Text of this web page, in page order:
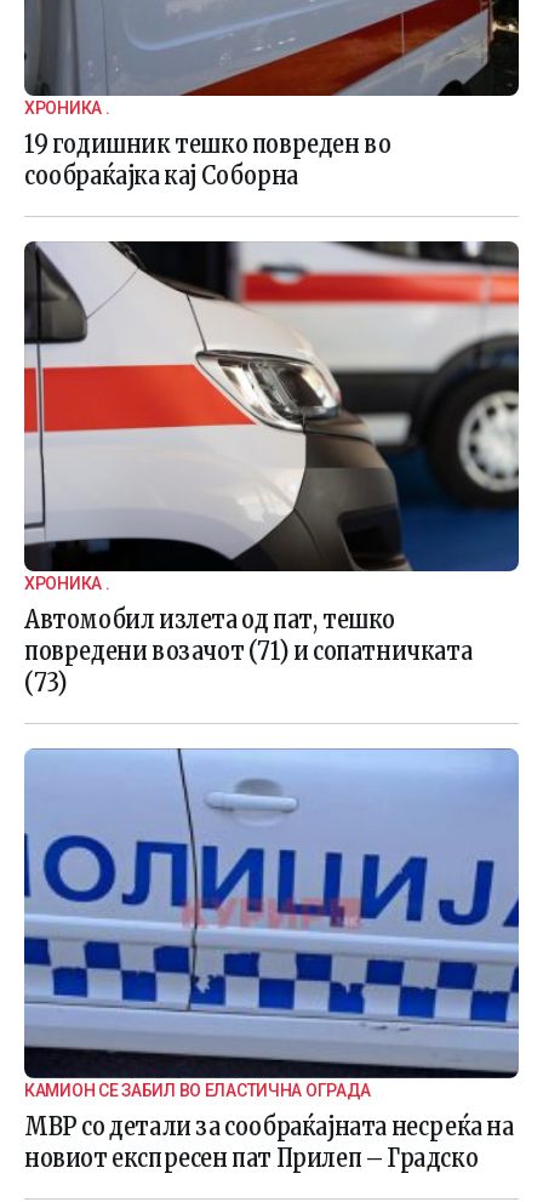
ХРОНИКА .
19 годишник тешко повреден во
сообраќајка кај Соборна
ХРОНИКА .
Автомобил излета од пат, тешко
повредени возачот (71) и сопатничката
(73)
КАМИОН СЕ ЗАБИЛ ВО ЕЛАСТИЧНА ОГРАДА
МВР со детали за сообраќајната несреќа на
новиот експресен пат Прилеп – Градско